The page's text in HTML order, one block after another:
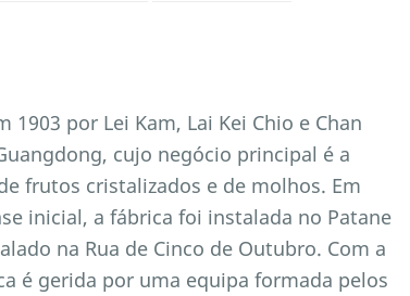
por Lei Kam, Lai Kei Chio e Chan
cujo negócio principal é a
frutos cristalizados e de molhos. Em
inicial, a fábrica foi instalada no Patane
na Rua de Cinco de Outubro. Com a
é gerida por uma equipa formada pelos